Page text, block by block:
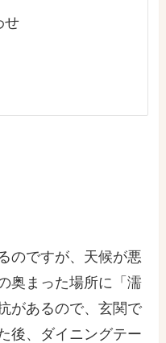
せ
のですが、天候が悪
奥まった場所に「濡
があるので、玄関で
後、ダイニングテー